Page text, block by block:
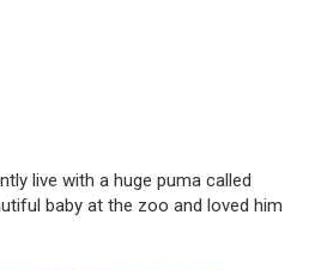
live with a huge puma called
baby at the zoo and loved him